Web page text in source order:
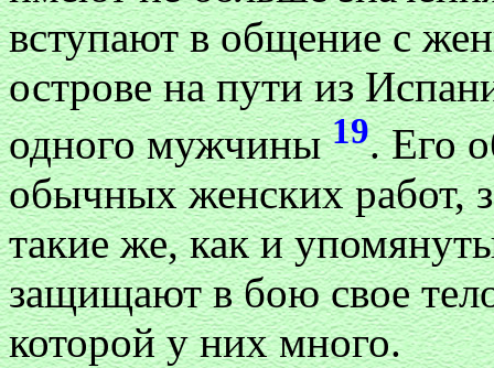
вступают в общение с
острове на пути из
одного мужчины19. Его
обычных женских работ,
такие же, как и
защищают в бою свое
которой у них много.